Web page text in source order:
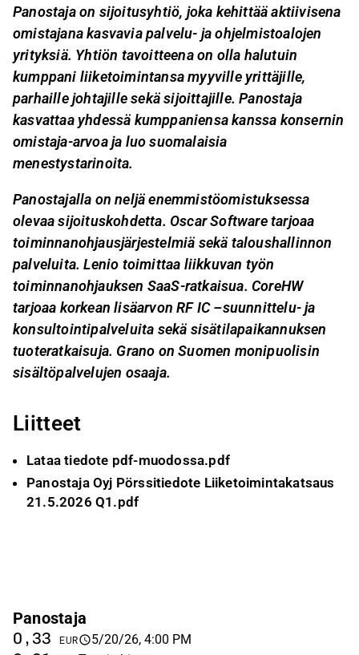
Panostaja on sijoitusyhtiö, joka kehittää aktiivisena
omistajana kasvavia palvelu- ja ohjelmistoalojen
yrityksiä. Yhtiön tavoitteena on olla halutuin
kumppani liiketoimintansa myyville yrittäjille,
parhaille johtajille sekä sijoittajille. Panostaja
kasvattaa yhdessä kumppaniensa kanssa konsernin
omistaja-arvoa ja luo suomalaisia
menestystarinoita.
Panostajalla on neljä enemmistöomistuksessa
olevaa sijoituskohdetta. Oscar Software tarjoaa
toiminnanohjausjärjestelmiä sekä taloushallinnon
palveluita. Lenio toimittaa liikkuvan työn
toiminnanohjauksen SaaS-ratkaisua. CoreHW
tarjoaa korkean lisäarvon RF IC –suunnittelu- ja
konsultointipalveluita sekä sisätilapaikannuksen
tuoteratkaisuja. Grano on Suomen monipuolisin
sisältöpalvelujen osaaja.
Liitteet
Lataa tiedote pdf-muodossa.pdf
Panostaja Oyj Pörssitiedote Liiketoimintakatsaus
21.5.2026 Q1.pdf
Panostaja
0,33 EUR 5/20/26, 4:00 PM